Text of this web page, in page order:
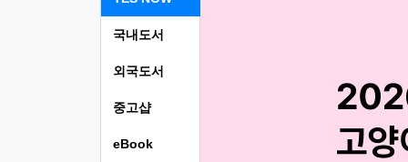
국내도서
외국도서
중고샵
eBook